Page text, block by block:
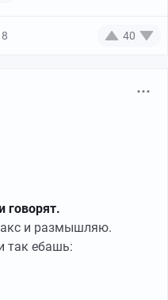
40
говорят.
и размышляю.
так ебашь: